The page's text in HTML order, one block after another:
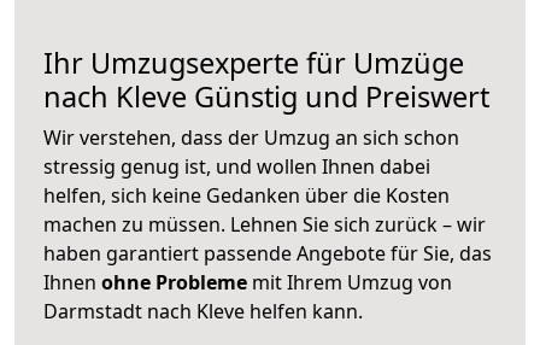
Ihr Umzugsexperte für Umzüge
nach Kleve Günstig und Preiswert
Wir verstehen, dass der Umzug an sich schon
stressig genug ist, und wollen Ihnen dabei
helfen, sich keine Gedanken über die Kosten
machen zu müssen. Lehnen Sie sich zurück – wir
haben garantiert passende Angebote für Sie, das
Ihnen ohne Probleme mit Ihrem Umzug von
Darmstadt nach Kleve helfen kann.